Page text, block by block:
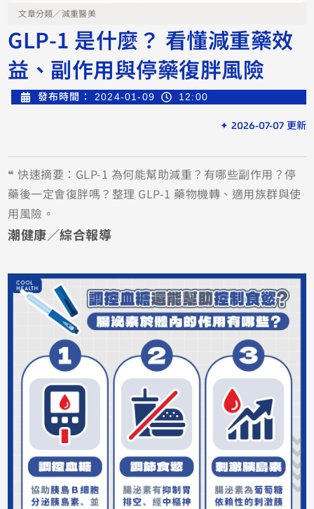
文章分類／減重醫美
GLP-1 是什麼？ 看懂減重藥效
益、副作用與停藥復胖風險
發布時間： 2024-01-09 12:00
✦ 2026-07-07 更新
❝ 快速摘要：GLP-1 為何能幫助減重？有哪些副作用？停
藥後一定會復胖嗎？整理 GLP-1 藥物機轉、適用族群與使
用風險。
潮健康／綜合報導